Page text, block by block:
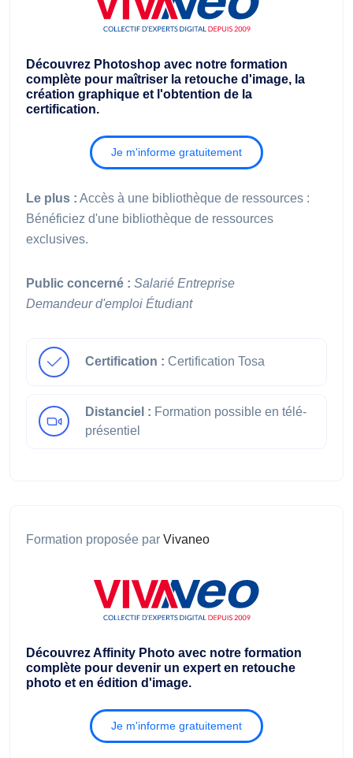
Découvrez Photoshop avec notre formation
complète pour maîtriser la retouche d'image, la
création graphique et l'obtention de la
certification.
Je m'informe gratuitement
Le plus : Accès à une bibliothèque de ressources :
Bénéficiez d'une bibliothèque de ressources
exclusives.
Public concerné : Salarié Entreprise
Demandeur d'emploi Étudiant
Certification : Certification Tosa
Distanciel : Formation possible en télé-
présentiel
Formation proposée par Vivaneo
Découvrez Affinity Photo avec notre formation
complète pour devenir un expert en retouche
photo et en édition d'image.
Je m'informe gratuitement